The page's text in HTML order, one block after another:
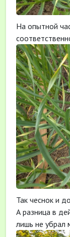
На опытной
Так чеснок и
А разница в
лишь не убрал